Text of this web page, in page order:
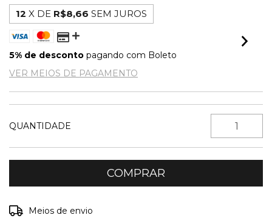
12 X DE R$8,66 SEM JUROS
5% de desconto pagando com Boleto
VER MEIOS DE PAGAMENTO
QUANTIDADE
Entregas para o CEP:
Meios de envio